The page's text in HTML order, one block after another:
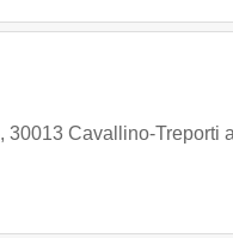
, 30013 Cavallino-Treporti